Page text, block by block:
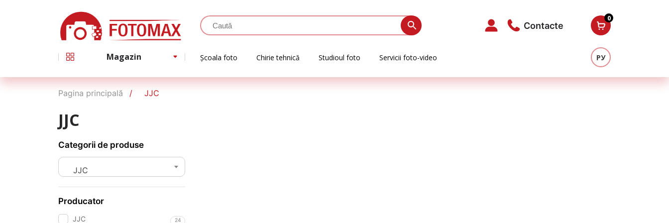
Contacte
0
Magazin Școala foto Chirie tehnică Studioul foto Servicii foto-video РУ
Pagina principală JJC
JJC
Categorii de produse
JJC
Producator
JJC 24